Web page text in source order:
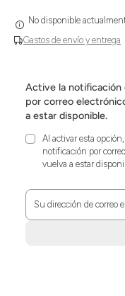
Gastos de envío y entrega
No disponible
Active la notificación
por correo
a estar disponible.
Al activar esta
notificación por
vuelva a estar
Su dirección de correo